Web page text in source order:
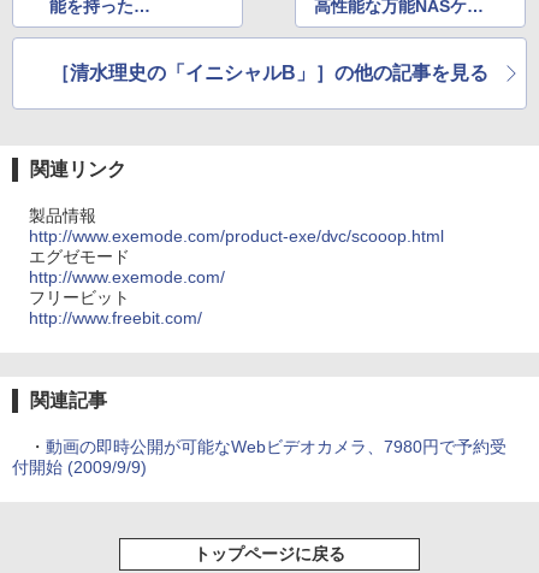
能を持った
無線LANルータ「Ater
高性能な万能NASケー
ス QNAP「TS-219
［清水理史の「イニシャルB」］の他の記事を見る
関連リンク
製品情報
http://www.exemode.com/product-exe/dvc/scooop.html
エグゼモード
http://www.exemode.com/
フリービット
http://www.freebit.com/
関連記事
・ 動画の即時公開が可能なWebビデオカメラ、7980円で予約受
付開始 (2009/9/9)
トップページに戻る